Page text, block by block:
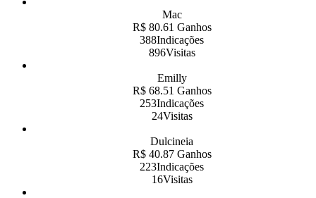
Mac
R$ 80.61 Ganhos
388Indicações
896Visitas
Emilly
R$ 68.51 Ganhos
253Indicações
24Visitas
Dulcineia
R$ 40.87 Ganhos
223Indicações
16Visitas